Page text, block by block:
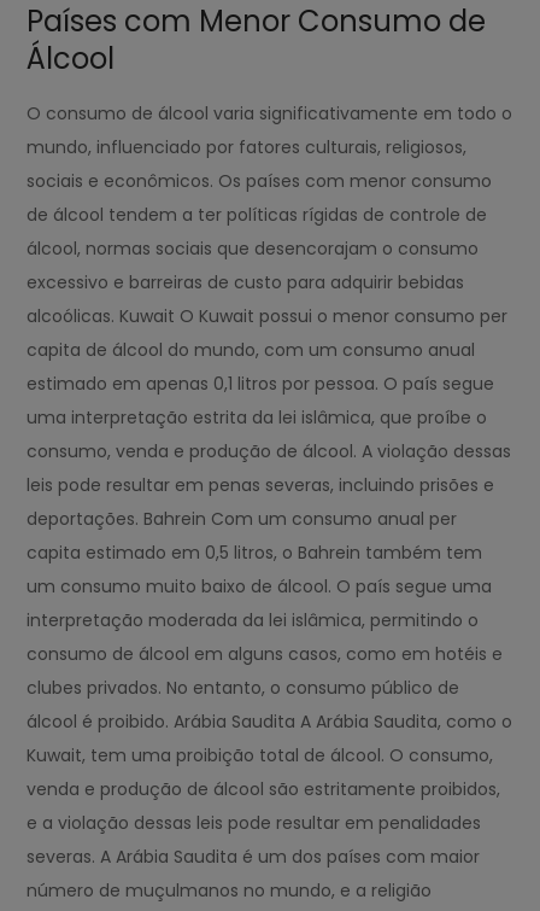
Países com Menor Consumo de
Álcool
O consumo de álcool varia significativamente em todo o
mundo, influenciado por fatores culturais, religiosos,
sociais e econômicos. Os países com menor consumo
de álcool tendem a ter políticas rígidas de controle de
álcool, normas sociais que desencorajam o consumo
excessivo e barreiras de custo para adquirir bebidas
alcoólicas. Kuwait O Kuwait possui o menor consumo per
capita de álcool do mundo, com um consumo anual
estimado em apenas 0,1 litros por pessoa. O país segue
uma interpretação estrita da lei islâmica, que proíbe o
consumo, venda e produção de álcool. A violação dessas
leis pode resultar em penas severas, incluindo prisões e
deportações. Bahrein Com um consumo anual per
capita estimado em 0,5 litros, o Bahrein também tem
um consumo muito baixo de álcool. O país segue uma
interpretação moderada da lei islâmica, permitindo o
consumo de álcool em alguns casos, como em hotéis e
clubes privados. No entanto, o consumo público de
álcool é proibido. Arábia Saudita A Arábia Saudita, como o
Kuwait, tem uma proibição total de álcool. O consumo,
venda e produção de álcool são estritamente proibidos,
e a violação dessas leis pode resultar em penalidades
severas. A Arábia Saudita é um dos países com maior
número de muçulmanos no mundo, e a religião